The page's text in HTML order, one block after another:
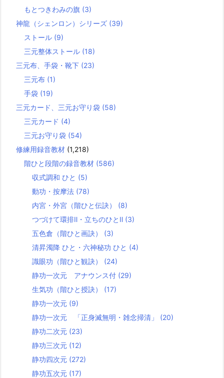
もとつきわみの旗 (3)
神龍（シェンロン）シリーズ (39)
ストール (9)
三元整体ストール (18)
三元布、手袋・靴下 (23)
三元布 (1)
手袋 (19)
三元カード、三元お守り袋 (58)
三元カード (4)
三元お守り袋 (54)
修練用録音教材 (1,218)
階ひと段階の録音教材 (586)
収式調和 ひと (5)
動功・按摩法 (78)
内宮・外宮（階ひと伝訣） (8)
つづけて環排Ⅱ・立ちのひとⅡ (3)
五色倉（階ひと画訣） (3)
清昇濁降 ひと・六神秘功 ひと (4)
識眼功（階ひと観訣） (24)
静功一次元 アナウンス付 (29)
生気功（階ひと授訣） (17)
静功一次元 (9)
静功一次元 「正身滅無明・雑念掃清」 (20)
静功二次元 (23)
静功三次元 (12)
静功四次元 (272)
静功五次元 (17)